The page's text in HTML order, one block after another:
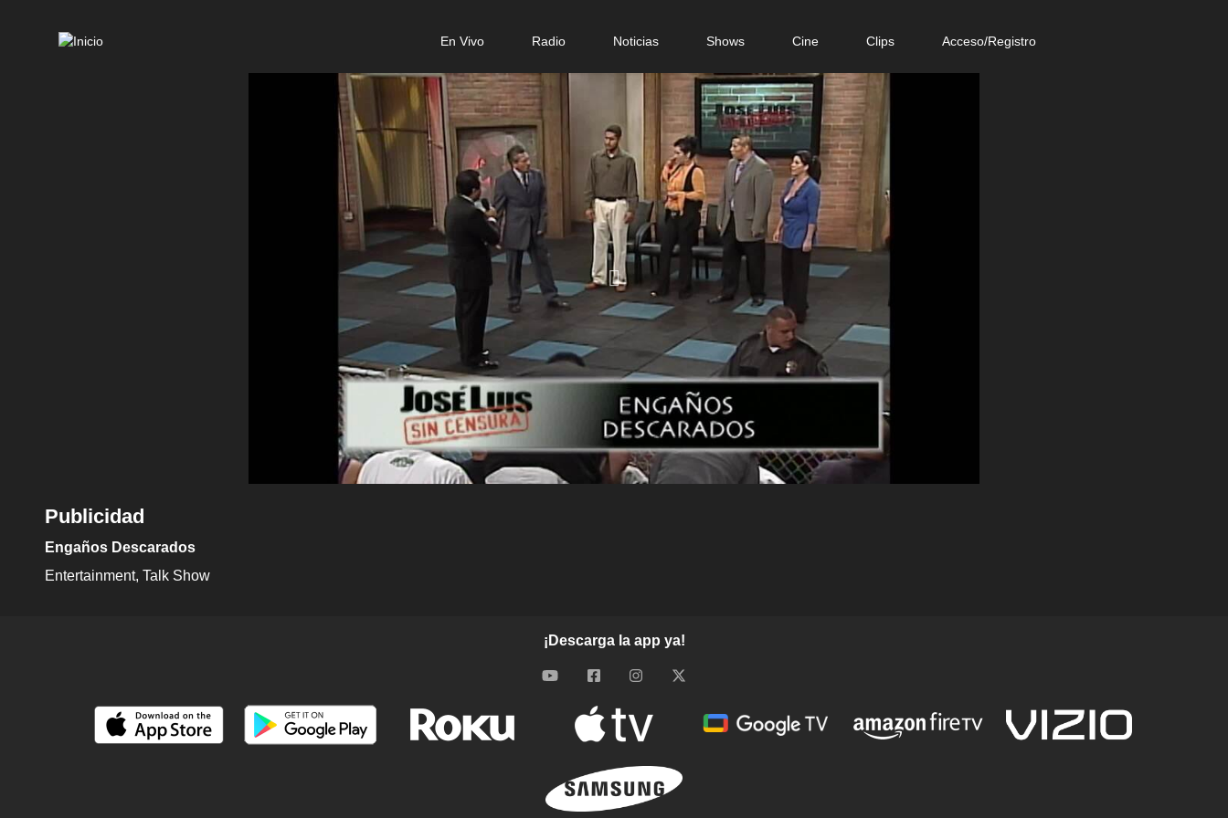
En Vivo Radio Noticias Shows Cine Clips Acceso/Registro
Publicidad
Engaños Descarados
Entertainment Talk Show
¡Descarga la app ya!